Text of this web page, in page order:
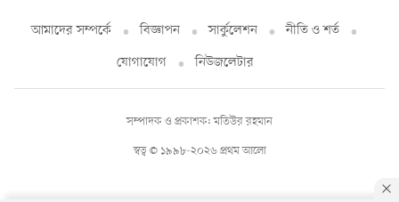
আমাদের সম্পর্কে বিজ্ঞাপন সার্কুলেশন
নীতি ও শর্ত
যোগাযোগ
নিউজলেটার
স্বত্ব © ১৯৯৮-২০২৬ প্রথম আলো
সম্পাদক ও প্রকাশক: মতিউর রহমান